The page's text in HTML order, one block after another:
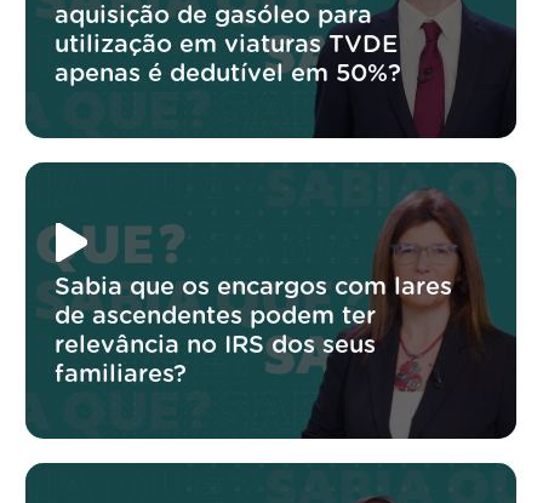
aquisição de gasóleo para
utilização em viaturas TVDE
apenas é dedutível em 50%?
Sabia que os encargos com lares
de ascendentes podem ter
relevância no IRS dos seus
familiares?